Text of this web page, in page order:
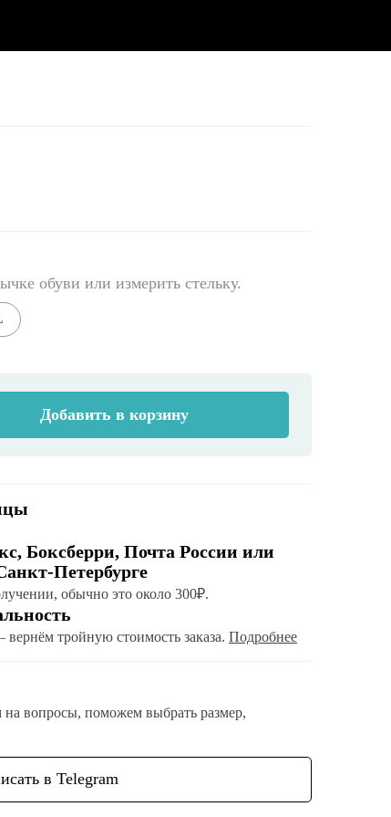
обуви или измерить стельку.
Добавить в корзину
Боксберри, Почта России или
Петербурге
обычно это около 300₽.
тройную стоимость заказа. Подробнее
вопросы, поможем выбрать размер,
в Telegram